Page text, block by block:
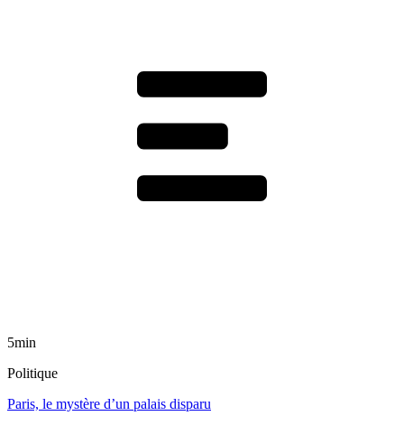
5min
Politique
Paris, le mystère d’un palais disparu